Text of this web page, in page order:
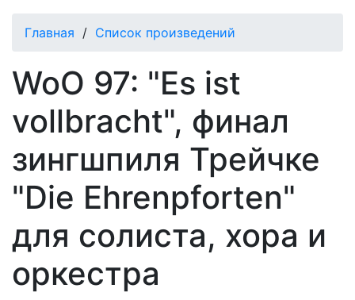
Главная / Список произведений
WoO 97: "Es ist
vollbracht", финал
зингшпиля Трейчке
"Die Ehrenpforten"
для солиста, хора и
оркестра